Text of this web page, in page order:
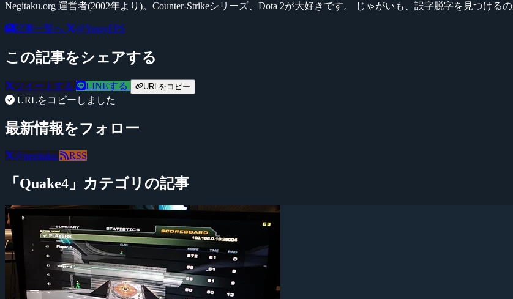
Negitaku.org 運営者(2002年より)。Counter-Strikeシリーズ、Dota 2が大好きです。 じゃがいも、誤字脱字を見つけ
記事一覧へ @YossyFPS
この記事をシェアする
ツイートする LINEする URLをコピー
URLをコピーしました
最新情報をフォロー
@negitaku RSS
「Quake4」カテゴリの記事